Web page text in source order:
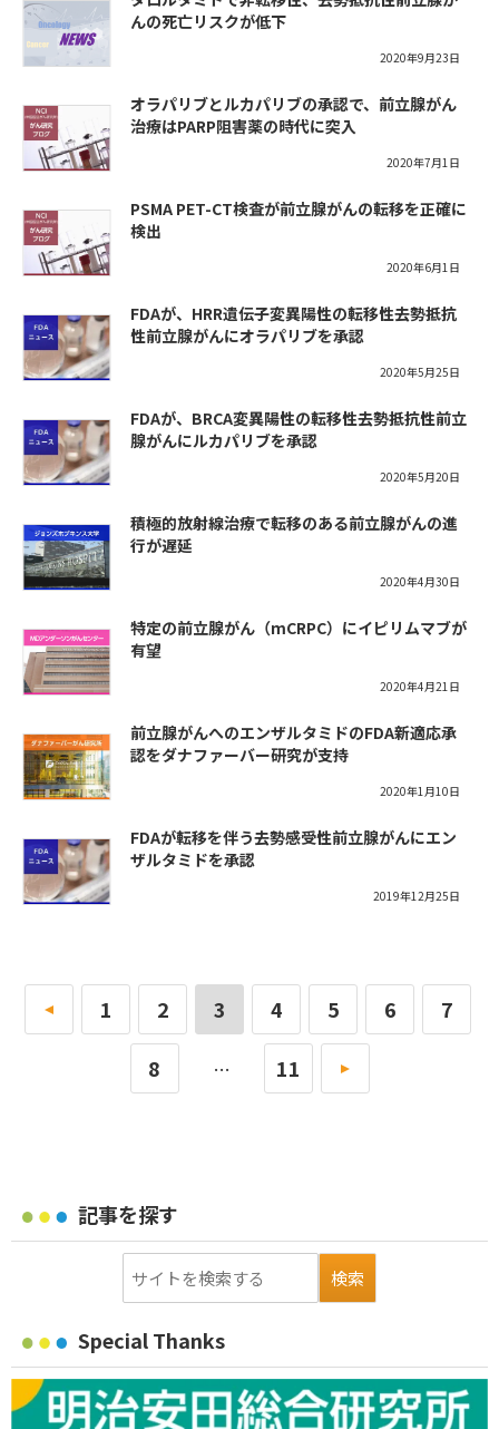
んの死亡リスクが低下
2020年9月23日
オラパリブとルカパリブの承認で、前立腺がん
治療はPARP阻害薬の時代に突入
2020年7月1日
PSMA PET-CT検査が前立腺がんの転移を正確に
検出
2020年6月1日
FDAが、HRR遺伝子変異陽性の転移性去勢抵抗
性前立腺がんにオラパリブを承認
2020年5月25日
FDAが、BRCA変異陽性の転移性去勢抵抗性前立
腺がんにルカパリブを承認
2020年5月20日
積極的放射線治療で転移のある前立腺がんの進
行が遅延
2020年4月30日
特定の前立腺がん（mCRPC）にイピリムマブが
有望
2020年4月21日
前立腺がんへのエンザルタミドのFDA新適応承
認をダナファーバー研究が支持
2020年1月10日
FDAが転移を伴う去勢感受性前立腺がんにエン
ザルタミドを承認
2019年12月25日
« 1 2 3 4 5 6 7
8 … 11 »
記事を探す
Special Thanks